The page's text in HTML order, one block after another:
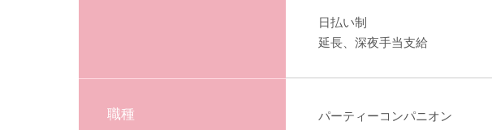
日払い制
延長、深夜手当支給
職種 パーティーコンパニオン